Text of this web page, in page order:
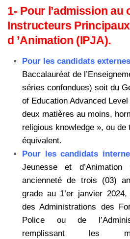
1- Pour l’admission au
Instructeurs
d ’Animation (IPJA).
Pour les candidats externes
Baccalauréat de
séries confondues) soit du
of Education Advanced
deux matières au moins,
religious knowledge », ou de
équivalent.
Pour les candidats
Jeunesse et d’Animation
ancienneté de trois (03)
grade au 1’er janvier
des Administrations des
Police ou de
remplissant les